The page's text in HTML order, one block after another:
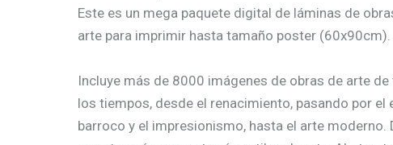
Este es un mega paquete digital de láminas de
arte para imprimir hasta tamaño poster (60x90cm).
Incluye más de 8000 imágenes de obras de arte
los tiempos, desde el renacimiento, pasando por el
barroco y el impresionismo, hasta el arte moderno.